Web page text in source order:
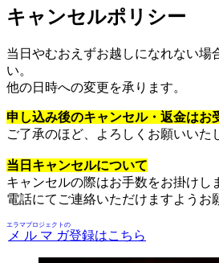
キャンセルポリシー
当日やむおえずお越しになれない場
い。
他の日時への変更を承ります。
申し込み後のキャンセル・返金はお
ご了承のほど、よろしくお願いいた
当日キャンセルについて
キャンセルの際はお手数をお掛けし
電話にてご連絡いただけますようお
メルマガ
エラマプロジェクトの
登録はこちら